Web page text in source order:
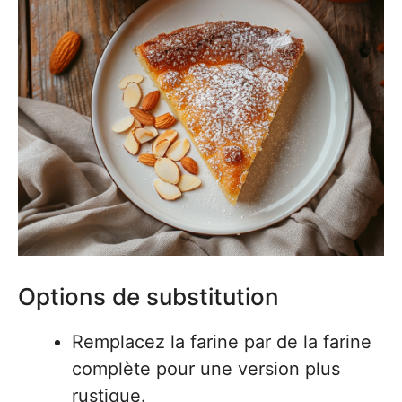
Options de substitution
Remplacez la farine par de la farine
complète pour une version plus
rustique.